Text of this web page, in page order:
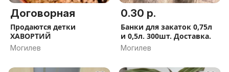
Договорная
Продаются детки
ХАВОРТИЙ
Могилев
0.30 р.
Банки для закаток 0,75л
и 0,5л. 300шт. Доставка.
Могилев